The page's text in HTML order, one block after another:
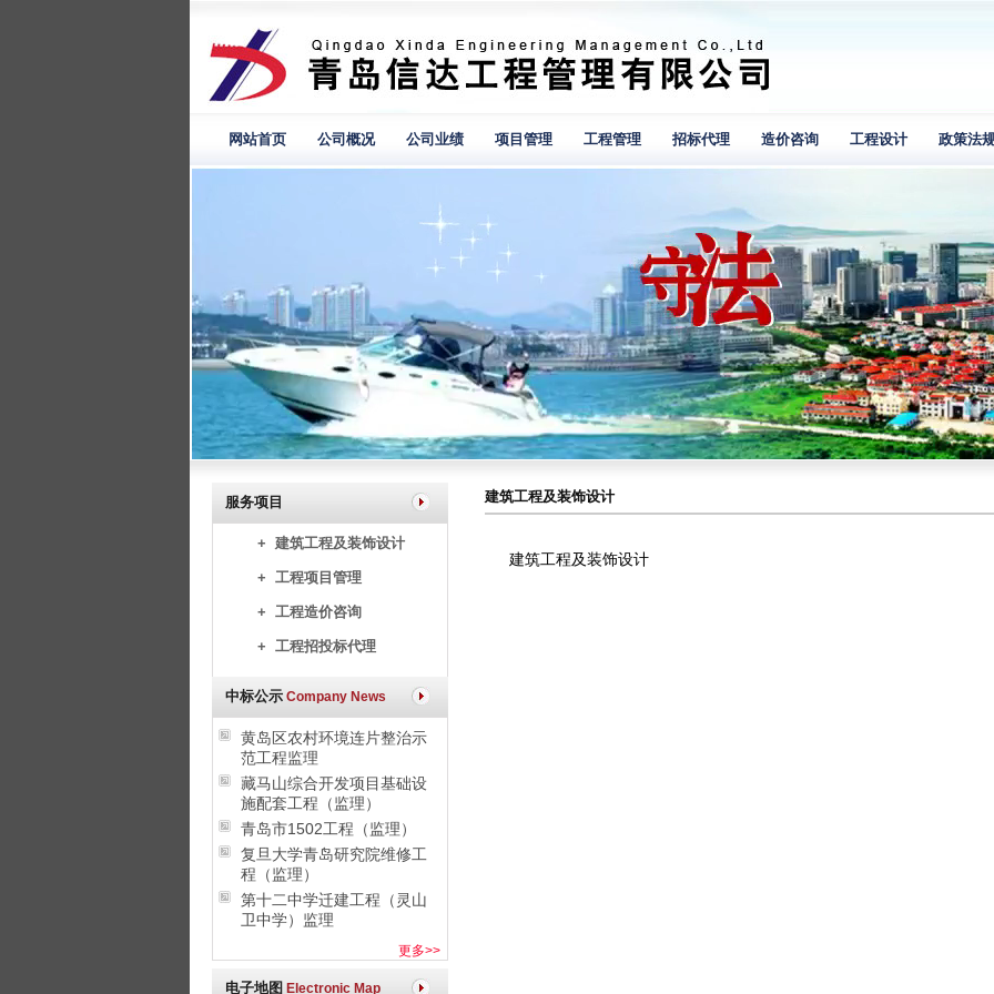
网站首页 公司概况 公司业绩 项目管理 工程管理 招标代理 造价咨询 工程设计 政策法
服务项目
+ 建筑工程及装饰设计
+ 工程项目管理
+ 工程造价咨询
+ 工程招投标代理
中标公示 Company News
黄岛区农村环境连片整治示
范工程监理
藏马山综合开发项目基础设
施配套工程（监理）
青岛市1502工程（监理）
复旦大学青岛研究院维修工
程（监理）
第十二中学迁建工程（灵山
卫中学）监理
更多>>
电子地图 Electronic Map
建筑工程及装饰设计
建筑工程及装饰设计